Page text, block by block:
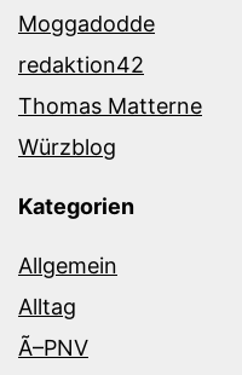
Moggadodde
redaktion42
Thomas Matterne
Würzblog
Kategorien
Allgemein
Alltag
Ã–PNV